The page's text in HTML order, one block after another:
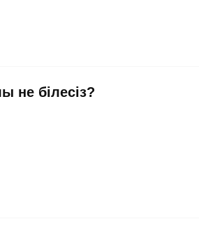
не білесіз?